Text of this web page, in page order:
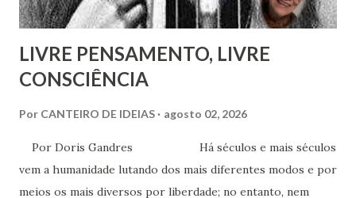
e amoroso, não era de ...
LIVRE PENSAMENTO, LIVRE
CONSCIÊNCIA
Por CANTEIRO DE IDEIAS agosto 02, 2026
Por Doris Gandres Há séculos e mais séculos
vem a humanidade lutando dos mais diferentes modos e por
meios os mais diversos por liberdade; no entanto, nem